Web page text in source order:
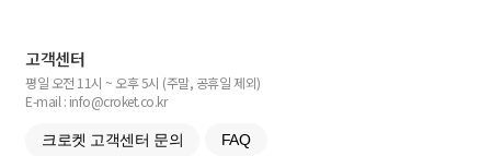
고객센터
평일 오전 11시 ~ 오후 5시 (주말, 공휴일 제외)
E-mail : info@croket.co.kr
크로켓 고객센터 문의 FAQ